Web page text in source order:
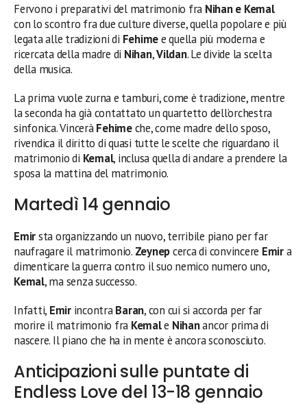
Fervono i preparativi del matrimonio fra Nihan e Kemal
con lo scontro fra due culture diverse, quella popolare e più
legata alle tradizioni di Fehimee quella più moderna e
ricercata della madre di Nihan,Vildan. Le divide la scelta
della musica.
La prima vuole zurna e tamburi, come è tradizione, mentre
la seconda ha già contattato un quartetto dell’orchestra
sinfonica. VinceràFehimeche, come madre dello sposo,
rivendica il diritto di quasi tutte le scelte che riguardano il
matrimonio di Kemal, inclusa quella di andare a prendere la
sposa la mattina del matrimonio.
Martedì 14 gennaio
Emirsta organizzando un nuovo, terribile piano per far
naufragare il matrimonio. Zeynepcerca di convincere Emira
dimenticare la guerra contro il suo nemico numero uno,
Kemal, ma senza successo.
Infatti, EmirincontraBaran, con cui si accorda per far
morire il matrimonio fra Kemale Nihanancor prima di
nascere. Il piano che ha in mente è ancora sconosciuto.
Anticipazioni sulle puntate di
Endless Love del 13-18 gennaio